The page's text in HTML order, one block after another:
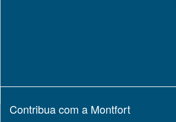
Contribua com a Montfort